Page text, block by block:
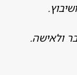
ולאישה.